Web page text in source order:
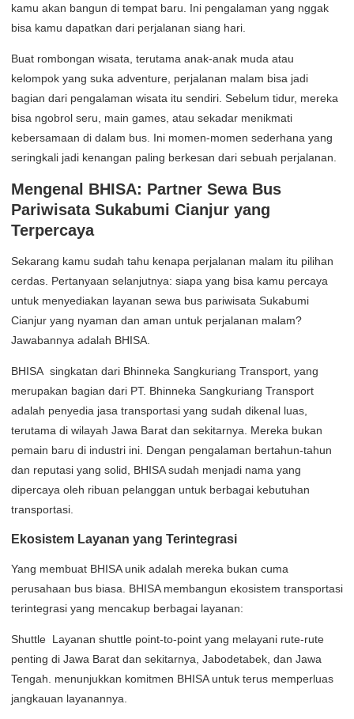
kamu akan bangun di tempat baru. Ini pengalaman yang nggak
bisa kamu dapatkan dari perjalanan siang hari.
Buat rombongan wisata, terutama anak-anak muda atau
kelompok yang suka adventure, perjalanan malam bisa jadi
bagian dari pengalaman wisata itu sendiri. Sebelum tidur, mereka
bisa ngobrol seru, main games, atau sekadar menikmati
kebersamaan di dalam bus. Ini momen-momen sederhana yang
seringkali jadi kenangan paling berkesan dari sebuah perjalanan.
Mengenal BHISA: Partner Sewa Bus
Pariwisata Sukabumi Cianjur yang
Terpercaya
Sekarang kamu sudah tahu kenapa perjalanan malam itu pilihan
cerdas. Pertanyaan selanjutnya: siapa yang bisa kamu percaya
untuk menyediakan layanan sewa bus pariwisata Sukabumi
Cianjur yang nyaman dan aman untuk perjalanan malam?
Jawabannya adalah BHISA.
BHISA singkatan dari Bhinneka Sangkuriang Transport, yang
merupakan bagian dari PT. Bhinneka Sangkuriang Transport
adalah penyedia jasa transportasi yang sudah dikenal luas,
terutama di wilayah Jawa Barat dan sekitarnya. Mereka bukan
pemain baru di industri ini. Dengan pengalaman bertahun-tahun
dan reputasi yang solid, BHISA sudah menjadi nama yang
dipercaya oleh ribuan pelanggan untuk berbagai kebutuhan
transportasi.
Ekosistem Layanan yang Terintegrasi
Yang membuat BHISA unik adalah mereka bukan cuma
perusahaan bus biasa. BHISA membangun ekosistem transportasi
terintegrasi yang mencakup berbagai layanan:
Shuttle Layanan shuttle point-to-point yang melayani rute-rute
penting di Jawa Barat dan sekitarnya, Jabodetabek, dan Jawa
Tengah. menunjukkan komitmen BHISA untuk terus memperluas
jangkauan layanannya.